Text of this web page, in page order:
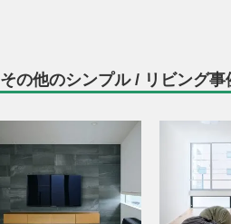
その他のシンプル / リビング事